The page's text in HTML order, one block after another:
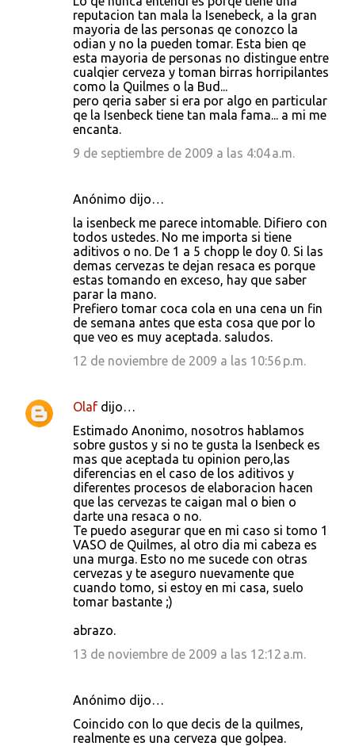
reputacion tan mala la Isenebeck, a la gran
mayoria de las personas qe conozco la
odian y no la pueden tomar. Esta bien qe
esta mayoria de personas no distingue entre
cualqier cerveza y toman birras horripilantes
como la Quilmes o la Bud...
pero qeria saber si era por algo en particular
qe la Isenbeck tiene tan mala fama... a mi me
encanta.
9 de septiembre de 2009 a las 4:04 a.m.
Anónimo dijo…
la isenbeck me parece intomable. Difiero con
todos ustedes. No me importa si tiene
aditivos o no. De 1 a 5 chopp le doy 0. Si las
demas cervezas te dejan resaca es porque
estas tomando en exceso, hay que saber
parar la mano.
Prefiero tomar coca cola en una cena un fin
de semana antes que esta cosa que por lo
que veo es muy aceptada. saludos.
12 de noviembre de 2009 a las 10:56 p.m.
Olaf dijo…
Estimado Anonimo, nosotros hablamos
sobre gustos y si no te gusta la Isenbeck es
mas que aceptada tu opinion pero,las
diferencias en el caso de los aditivos y
diferentes procesos de elaboracion hacen
que las cervezas te caigan mal o bien o
darte una resaca o no.
Te puedo asegurar que en mi caso si tomo 1
VASO de Quilmes, al otro dia mi cabeza es
una murga. Esto no me sucede con otras
cervezas y te aseguro nuevamente que
cuando tomo, si estoy en mi casa, suelo
tomar bastante ;)
abrazo.
13 de noviembre de 2009 a las 12:12 a.m.
Anónimo dijo…
Coincido con lo que decis de la quilmes,
realmente es una cerveza que golpea.